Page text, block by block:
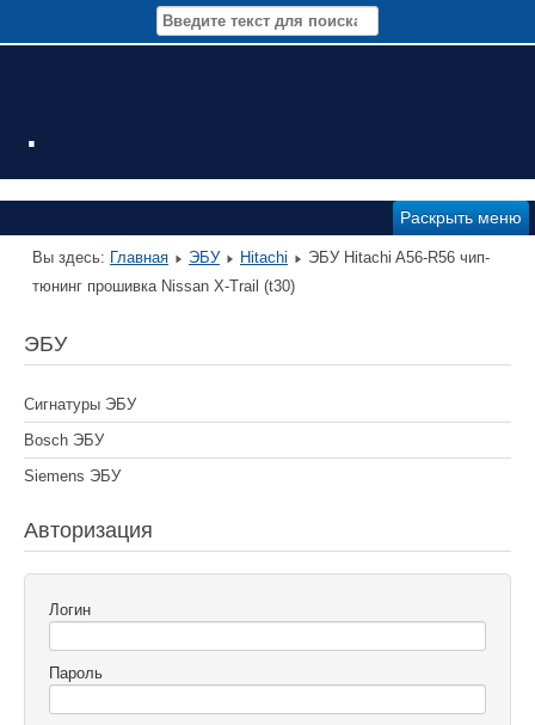
.
Раскрыть меню
Вы здесь: Главная ЭБУ Hitachi
ЭБУ Hitachi A56-R56 чип-
тюнинг прошивка Nissan X-Trail (t30)
ЭБУ
Сигнатуры ЭБУ
Bosch ЭБУ
Siemens ЭБУ
Авторизация
Логин
Пароль